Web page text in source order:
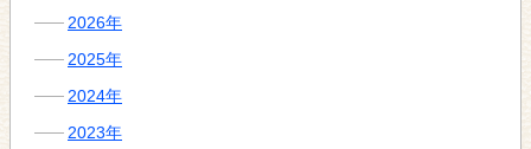
2026年
2025年
2024年
2023年